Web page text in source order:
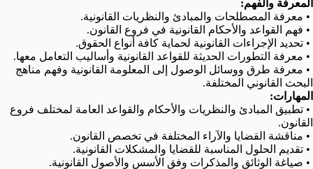
المعرفة والفهم:
• معرفة المصطلحات والمبادئ والنظريات القانونية.
• فهم القواعد والأحكام القانونية في فروع القانون.
• تحديد الإجراءات القانونية لحماية كافة أنواع الحقوق.
• معرفة التطورات الحديثة للقواعد القانونية وأساليب التعامل معها.
• معرفة طرق ووسائل الوصول إلى المعلومة القانونية وفهم مناهج
البحث القانوني المختلفة.
المهارات:
• تطبيق المبادئ والنظريات والأحكام والقواعد العامة لمختلف فروع
القانون.
• مناقشة القضايا والآراء المختلفة في تخصص القانون.
• تقديم الحلول المناسبة للقضايا والمشكلات القانونية.
• صياغة الوثائق والمذكرات وفق الأسس والأصول القانونية.